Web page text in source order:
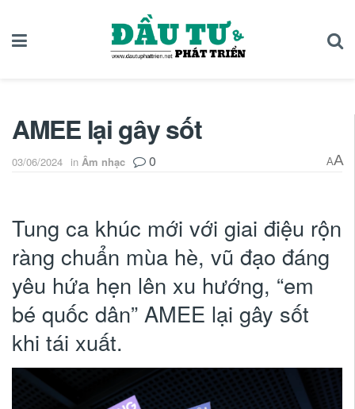
AMEE lại gây sốt
03/06/2024 in Âm nhạc 0 AA
Tung ca khúc mới với giai điệu rộn
ràng chuẩn mùa hè, vũ đạo đáng
yêu hứa hẹn lên xu hướng, “em
bé quốc dân” AMEE lại gây sốt
khi tái xuất.